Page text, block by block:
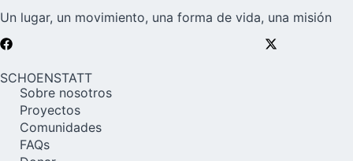
Un lugar, un movimiento, una forma de vida, una misión
SCHOENSTATT
Sobre nosotros
Proyectos
Comunidades
FAQs